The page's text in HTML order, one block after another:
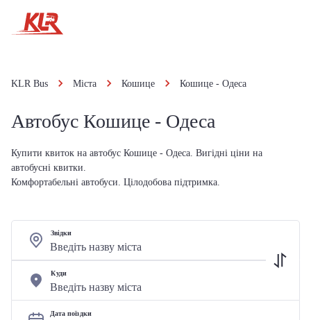
KLR Bus Міста Кошице Кошице - Одеса
Автобус Кошице - Одеса
Купити квиток на автобус Кошице - Одеса. Вигідні ціни на
автобусні квитки.
Комфортабельні автобуси. Цілодобова підтримка.
Звідки
Куди
Дата поїздки